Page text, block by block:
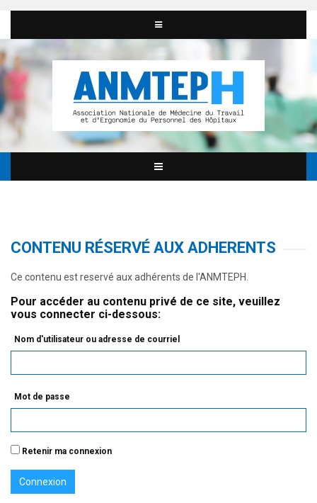
CONTENU RÉSERVÉ AUX ADHERENTS
Ce contenu est reservé aux adhérents de l'ANMTEPH.
Pour accéder au contenu privé de ce site, veuillez
vous connecter ci-dessous:
Nom d'utilisateur ou adresse de courriel
Mot de passe
Retenir ma connexion